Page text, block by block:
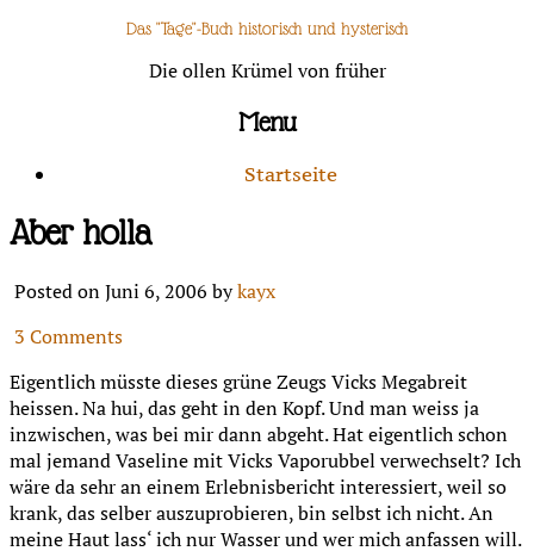
Das "Tage"-Buch historisch und hysterisch
Die ollen Krümel von früher
Menu
Startseite
Aber holla
Posted on Juni 6, 2006 bykayx
3 Comments
Eigentlich müsste dieses grüne Zeugs Vicks Megabreit
heissen. Na hui, das geht in den Kopf. Und man weiss ja
inzwischen, was bei mir dann abgeht. Hat eigentlich schon
mal jemand Vaseline mit Vicks Vaporubbel verwechselt? Ich
wäre da sehr an einem Erlebnisbericht interessiert, weil so
krank, das selber auszuprobieren, bin selbst ich nicht. An
meine Haut lass‘ ich nur Wasser und wer mich anfassen will.